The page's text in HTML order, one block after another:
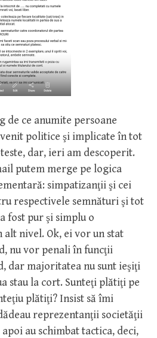
de ce anumite persoane
politice şi implicate în tot
dar, ieri am descoperit.
putem merge pe logica
simpatizanţii şi cei
respectivele semnături şi tot
fost pur şi simplu o
alt nivel. Ok, ei vor un stat
nu vor penali în funcţii
dar majoritatea nu sunt ieşiţi
stau la cort. Sunteţi plătiţi pe
plătiţi? Insist să îmi
reprezentanţii societăţii
au schimbat tactica, deci,